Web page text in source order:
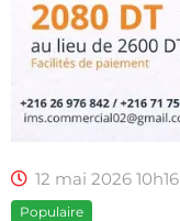
12 mai 2026 10h16
Populaire